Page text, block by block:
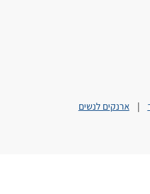
| ארנקים לנשים